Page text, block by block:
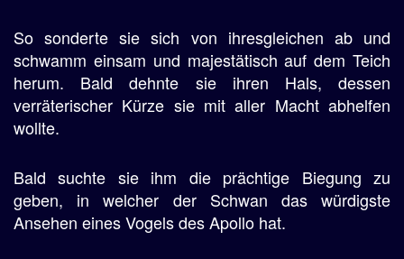
So sonderte sie sich von ihresgleichen ab und
schwamm einsam und majestätisch auf dem Teich
herum. Bald dehnte sie ihren Hals, dessen
verräterischer Kürze sie mit aller Macht abhelfen
wollte.
Bald suchte sie ihm die prächtige Biegung zu
geben, in welcher der Schwan das würdigste
Ansehen eines Vogels des Apollo hat.